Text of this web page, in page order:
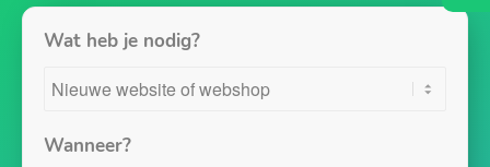
Wat heb je nodig?
Wanneer?